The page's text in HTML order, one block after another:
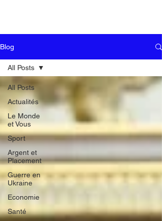
Blog
All Posts
Actualités
Le Monde
et Vous
Sport
Argent et
Placement
Guerre en
Ukraine
Economie
Santé
All Posts